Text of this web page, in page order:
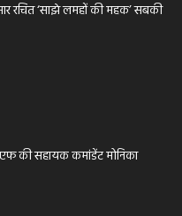
रचित ‘साझे लमहों की महक’ सबकी
की सहायक कमांडेंट मोनिका